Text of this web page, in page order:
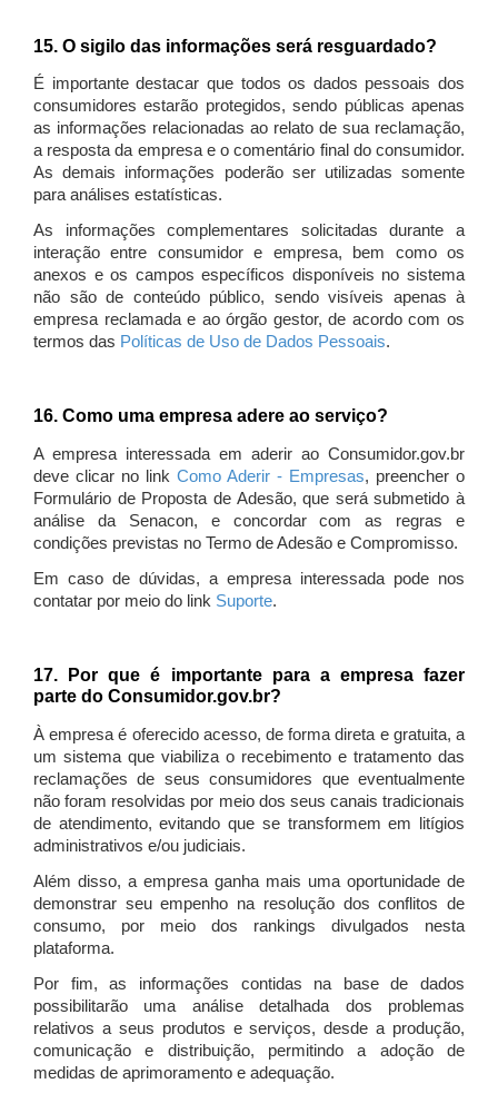
15. O sigilo das informações será resguardado?
É importante destacar que todos os dados pessoais dos
consumidores estarão protegidos, sendo públicas apenas
as informações relacionadas ao relato de sua reclamação,
a resposta da empresa e o comentário final do consumidor.
As demais informações poderão ser utilizadas somente
para análises estatísticas.
As informações complementares solicitadas durante a
interação entre consumidor e empresa, bem como os
anexos e os campos específicos disponíveis no sistema
não são de conteúdo público, sendo visíveis apenas à
empresa reclamada e ao órgão gestor, de acordo com os
termos das Políticas de Uso de Dados Pessoais.
16. Como uma empresa adere ao serviço?
A empresa interessada em aderir ao Consumidor.gov.br
deve clicar no link Como Aderir - Empresas, preencher o
Formulário de Proposta de Adesão, que será submetido à
análise da Senacon, e concordar com as regras e
condições previstas no Termo de Adesão e Compromisso.
Em caso de dúvidas, a empresa interessada pode nos
contatar por meio do link Suporte.
17. Por que é importante para a empresa fazer
parte do Consumidor.gov.br?
À empresa é oferecido acesso, de forma direta e gratuita, a
um sistema que viabiliza o recebimento e tratamento das
reclamações de seus consumidores que eventualmente
não foram resolvidas por meio dos seus canais tradicionais
de atendimento, evitando que se transformem em litígios
administrativos e/ou judiciais.
Além disso, a empresa ganha mais uma oportunidade de
demonstrar seu empenho na resolução dos conflitos de
consumo, por meio dos rankings divulgados nesta
plataforma.
Por fim, as informações contidas na base de dados
possibilitarão uma análise detalhada dos problemas
relativos a seus produtos e serviços, desde a produção,
comunicação e distribuição, permitindo a adoção de
medidas de aprimoramento e adequação.